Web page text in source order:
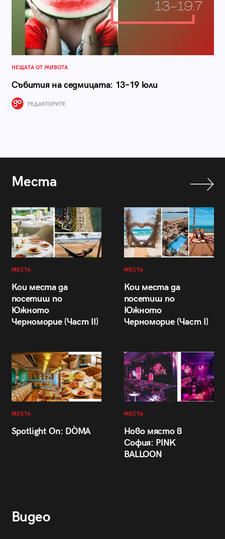
НЕЩАТА ОТ ЖИВОТА
Събития на седмицата: 13–19 юли
РЕДАКТОРИТЕ
Места
МЕСТА
Кои места да
посетиш по
Южното
Черноморие (Част II)
МЕСТА
Кои места да
посетиш по
Южното
Черноморие (Част I)
МЕСТА
Spotlight On: DÒMA
МЕСТА
Ново място в
София: PINK
BALLOON
Видео